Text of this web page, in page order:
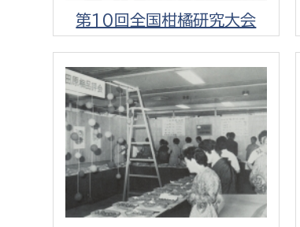
給排水業務課
下水道整備課
浄水管理課
農業委員会事務局
農業委員会事務局
第10回全国柑橘研究大会